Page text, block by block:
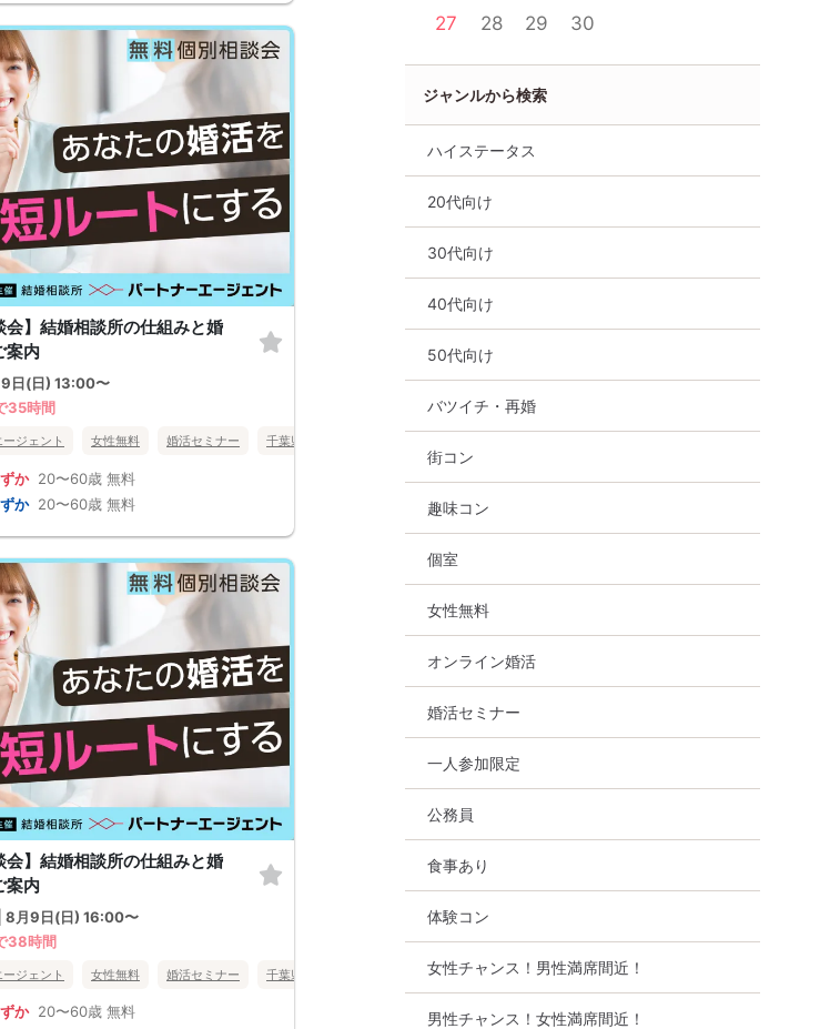
会】結婚相談所の仕組みと婚
案内
日(日) 13:00〜
35時間
ジェント 女性無料 婚活セミナー 千葉県
か 20〜60歳 無料
か 20〜60歳 無料
会】結婚相談所の仕組みと婚
案内
8月9日(日) 16:00〜
38時間
ジェント 女性無料 婚活セミナー 千葉県
か 20〜60歳 無料
27
28 29 30
ジャンルから検索
ハイステータス
20代向け
30代向け
40代向け
50代向け
バツイチ・再婚
街コン
趣味コン
個室
女性無料
オンライン婚活
婚活セミナー
一人参加限定
公務員
食事あり
体験コン
女性チャンス！男性満席間近！
男性チャンス！女性満席間近！